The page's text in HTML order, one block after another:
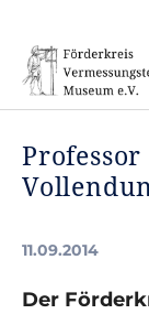
11.09.2014
Der